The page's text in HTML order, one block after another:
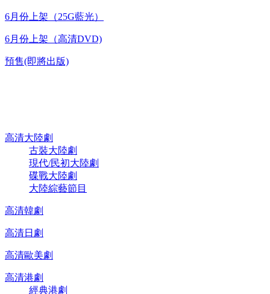
6月份上架（25G藍光）
6月份上架（高清DVD)
預售(即將出版)
高清大陸劇
古裝大陸劇
現代/民初大陸劇
碟戰大陸劇
大陸綜藝節目
高清韓劇
高清日劇
高清歐美劇
高清港劇
經典港劇